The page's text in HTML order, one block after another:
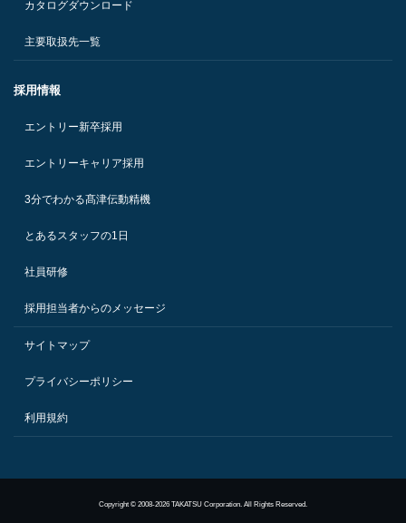
カタログダウンロード
主要取扱先一覧
採用情報
エントリー新卒採用
エントリーキャリア採用
3分でわかる髙津伝動精機
とあるスタッフの1日
社員研修
採用担当者からのメッセージ
サイトマップ
プライバシーポリシー
利用規約
Copyright © 2008-2026 TAKATSU Corporation. All Rights Reserved.